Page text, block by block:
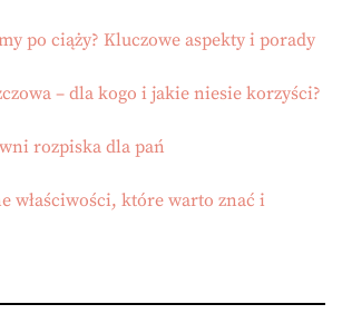
po ciąży? Kluczowe aspekty i porady
– dla kogo i jakie niesie korzyści?
rozpiska dla pań
właściwości, które warto znać i